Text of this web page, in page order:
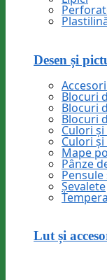
Desen și
Blocuri
Blocuri
Blocuri
Culori
Culori
Mape
Pânze
Șevalete
Lut și